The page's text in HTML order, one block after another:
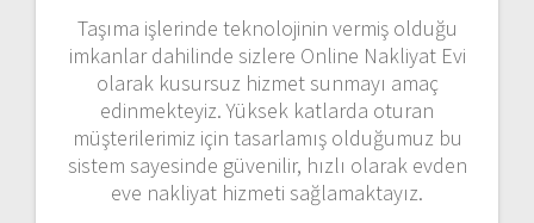
Taşıma işlerinde teknolojinin vermiş olduğu
imkanlar dahilinde sizlere Online Nakliyat Evi
olarak kusursuz hizmet sunmayı amaç
edinmekteyiz. Yüksek katlarda oturan
müşterilerimiz için tasarlamış olduğumuz bu
sistem sayesinde güvenilir, hızlı olarak evden
eve nakliyat hizmeti sağlamaktayız.